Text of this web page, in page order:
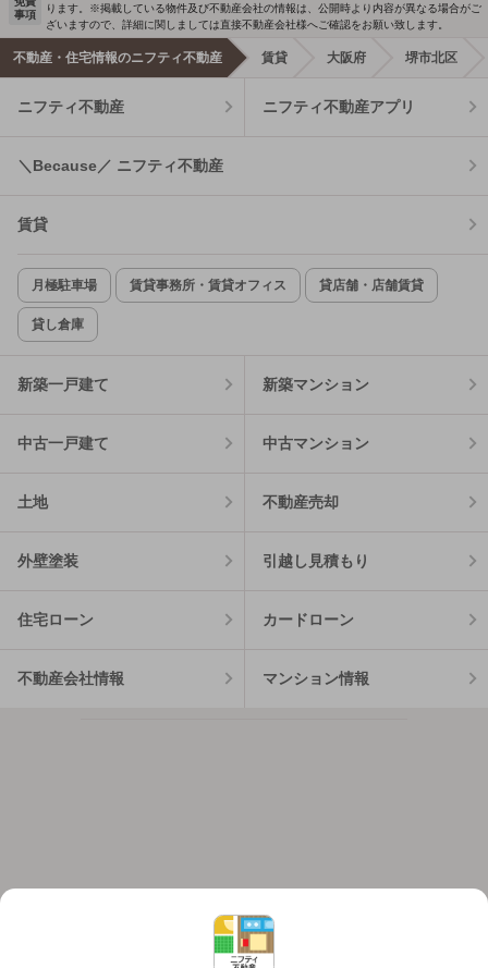
事項
ります。※掲載している物件及び不動産会社の情報は、公開時より内容が異なる場合がご
ざいますので、詳細に関しましては直接不動産会社様へご確認をお願い致します。
不動産・住宅情報のニフティ不動産 賃貸 大阪府 堺市北区
ニフティ不動産 ニフティ不動産アプリ
＼Because／ ニフティ不動産
賃貸
月極駐車場 賃貸事務所・賃貸オフィス 貸店舗・店舗賃貸
貸し倉庫
新築一戸建て 新築マンション
中古一戸建て 中古マンション
土地 不動産売却
外壁塗装 引越し見積もり
住宅ローン カードローン
不動産会社情報 マンション情報